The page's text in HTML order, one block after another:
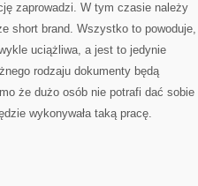
zaprowadzi. W tym czasie należy
short brand. Wszystko to powoduje,
uciążliwa, a jest to jedynie
rodzaju dokumenty będą
że dużo osób nie potrafi dać sobie
wykonywała taką pracę.